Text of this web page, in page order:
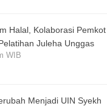
Halal, Kolaborasi Pemkot
Juleha Unggas
WIB
Menjadi UIN Syekh